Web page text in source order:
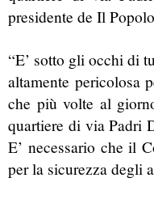
presidente de Il
“E’ sotto gli occhi di
altamente pericolosa
che più volte al
quartiere di via Padri
E’ necessario che il
per la sicurezza degli